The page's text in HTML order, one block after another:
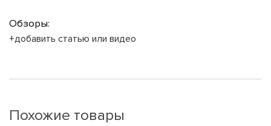
Обзоры:
+добавить статью или видео
Похожие товары